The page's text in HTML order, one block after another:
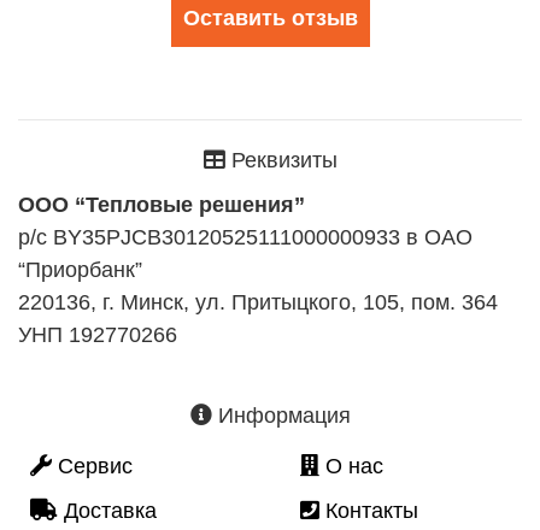
Оставить отзыв
Реквизиты
ООО “Тепловые решения”
р/с BY35PJCB30120525111000000933 в ОАО
“Приорбанк”
220136, г. Минск, ул. Притыцкого, 105, пом. 364
УНП 192770266
Информация
Сервис
Доставка
О нас
Контакты